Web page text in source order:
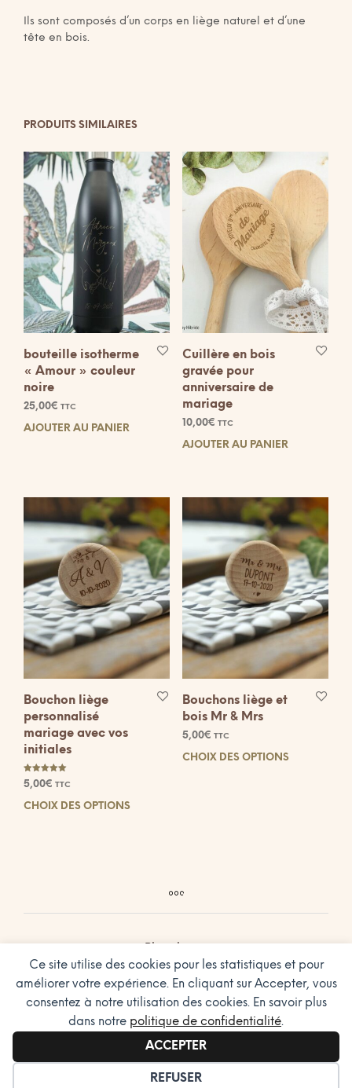
Ce site utilise des cookies pour les statistiques et pour
améliorer votre expérience. En cliquant sur Accepter, vous
consentez à notre utilisation des cookies. En savoir plus
dans notre politique de confidentialité.
ACCEPTER
REFUSER
GÉRER LES COOKIES
Ils sont composés d’un corps en liège naturel et d’une
tête en bois.
PRODUITS SIMILAIRES
bouteille isotherme
« Amour » couleur
noire
25,00€ TTC
AJOUTER AU PANIER
Cuillère en bois
gravée pour
anniversaire de
mariage
10,00€ TTC
AJOUTER AU PANIER
Bouchon liège
personnalisé
mariage avec vos
initiales
Note
5.00
5,00€ TTC
CHOIX DES OPTIONS
Les
être
choisies
sur
la
page
du
produit
Bouchons liège et
bois Mr & Mrs
5,00€ TTC
CHOIX DES OPTIONS
Conditions Générales de Vente
Charte sur le respect de la vie privée
Design Graphic by Hibrido